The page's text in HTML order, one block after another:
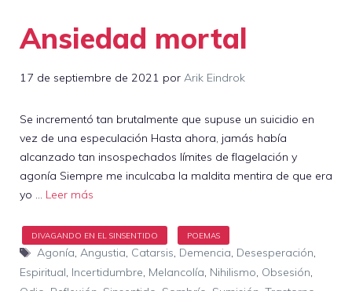
Ansiedad mortal
17 de septiembre de 2021 por Arik Eindrok
Se incrementó tan brutalmente que supuse un suicidio en
vez de una especulación Hasta ahora, jamás había
alcanzado tan insospechados límites de flagelación y
agonía Siempre me inculcaba la maldita mentira de que era
yo … Leer más
Etiquetas
Agonía Angustia Catarsis Demencia Desesperación
Espiritual Incertidumbre Melancolía Nihilismo Obsesión